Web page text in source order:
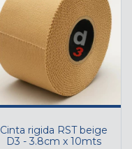
Cinta rigida RST beige
D3 - 3.8cm x 10mts